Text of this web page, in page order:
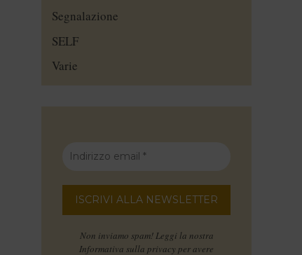
Segnalazione
SELF
Varie
Non inviamo spam! Leggi la nostra
Informativa sulla privacy per avere